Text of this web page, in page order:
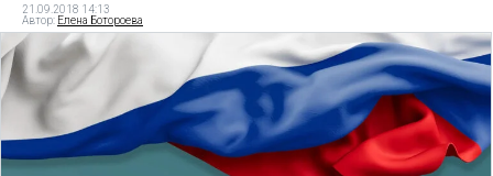
21.09.2018 14:13
Автор: Елена Ботороева